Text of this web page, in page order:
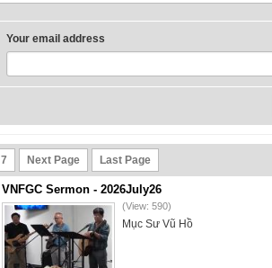
Your email address
7 Next Page Last Page
VNFGC Sermon - 2026July26
(View: 590)
Mục Sư Vũ Hồ